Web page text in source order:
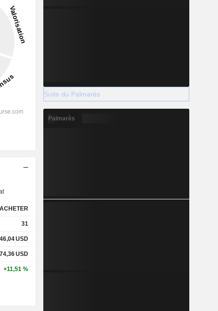
ACHETER
31
USD
USD
+11,51 %
Suite du Palmarès
Palmarès